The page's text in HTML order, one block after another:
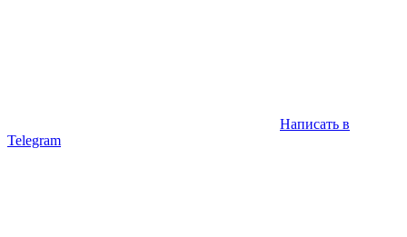
Написать в
Telegram